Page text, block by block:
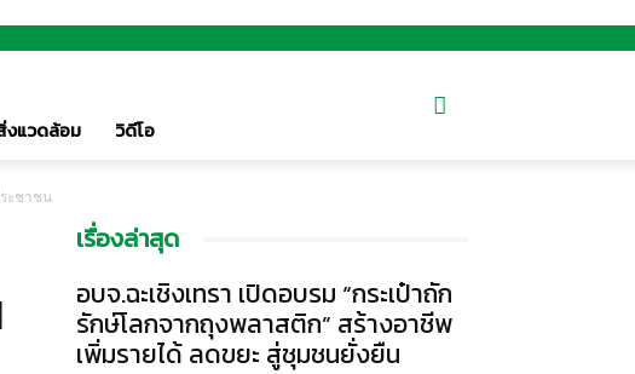
งแวดล้อม วิดีโอ
ะชาชน
เรื่องล่าสุด
อบจ.ฉะเชิงเทรา เปิดอบรม “กระเป๋าถัก
รักษ์โลกจากถุงพลาสติก” สร้างอาชีพ
เพิ่มรายได้ ลดขยะ สู่ชุมชนยั่งยืน